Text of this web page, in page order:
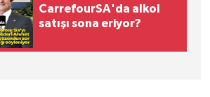
CarrefourSA'da alkol
satışı sona eriyor?